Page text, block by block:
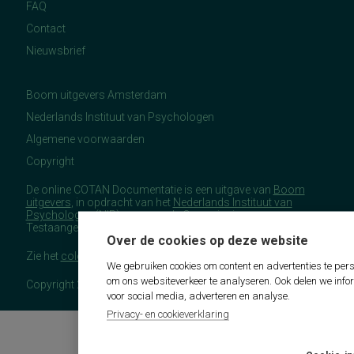
Over de cookies op deze website
We gebruiken cookies om content en advertenties te
om ons websiteverkeer te analyseren. Ook delen we
voor social media, adverteren en analyse.
Privacy- en cookieverklaring
FAQ
Contact
Nieuwsbrief
Boom uitgevers Amsterdam
Nederlands Instituut van Psychologen
Algemene voorwaarden
Copyright
De online COTAN Documentatie is een uitgave van Boom
uitgevers , in opdracht van het Nederlands Instituut van
Psychologen(NIP), namens de Commissie
Testaangelegenheden Nederland (COTAN).
Zie het colofon
Copyright 2026 - COTAN Documentatie